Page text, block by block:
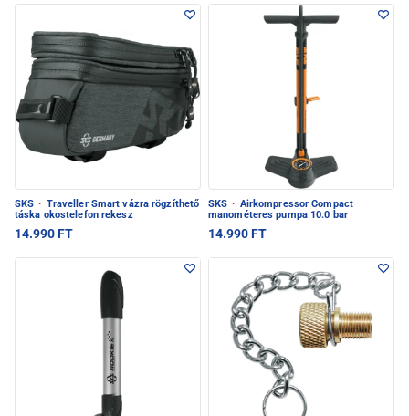
SKS · Traveller Smart vázra rögzíthető
táska okostelefon rekesz
14.990 FT
SKS · Airkompressor Compact
manométeres pumpa 10.0 bar
14.990 FT